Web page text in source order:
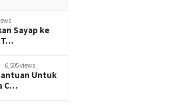
Sayap ke
6,505 views
Untuk
C…